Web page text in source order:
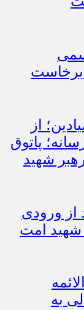
برخاست
از
پاتوق
شهید
از ورودی
شهید امت
به